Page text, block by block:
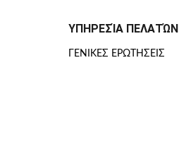
ΥΠΗΡΕΣΊΑ ΠΕΛΑΤΏΝ
ΓΕΝΙΚΈΣ ΕΡΩΤΉΣΕΙΣ